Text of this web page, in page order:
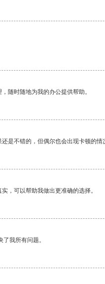
随时随地为我的办公提供帮助。
是不错的，但偶尔也会出现卡顿的情
，可以帮助我做出更准确的选择。
我所有问题。